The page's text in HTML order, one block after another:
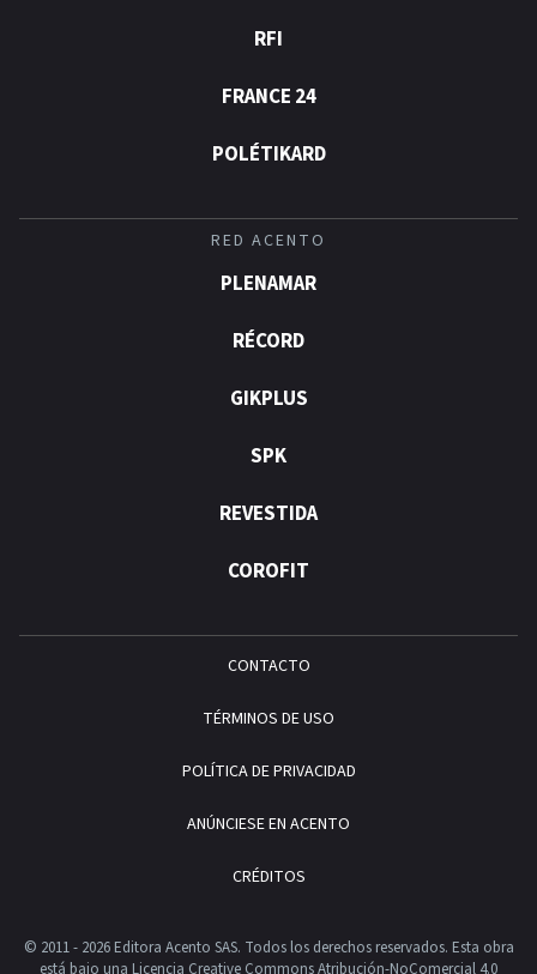
RFI
FRANCE 24
POLÉTIKARD
RED ACENTO
PLENAMAR
RÉCORD
GIKPLUS
SPK
REVESTIDA
COROFIT
CONTACTO
TÉRMINOS DE USO
POLÍTICA DE PRIVACIDAD
ANÚNCIESE EN ACENTO
CRÉDITOS
© 2011 - 2026 Editora Acento SAS. Todos los derechos reservados. Esta obra
está bajo una Licencia Creative Commons Atribución-NoComercial 4.0